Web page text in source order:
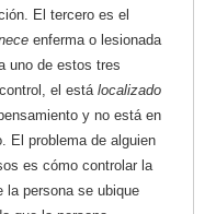
El tercero es el
enferma o lesionada
uno de estos tres
el está localizado
y no está en
El problema de alguien
es cómo controlar la
la persona se ubique